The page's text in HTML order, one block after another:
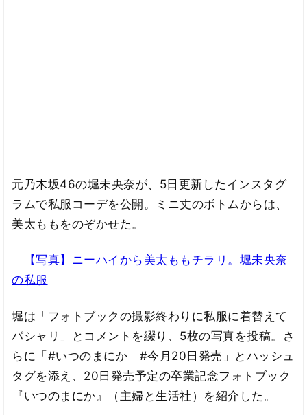
元乃木坂46の堀未央奈が、5日更新したインスタグ
ラムで私服コーデを公開。ミニ丈のボトムからは、
美太ももをのぞかせた。
【写真】ニーハイから美太ももチラリ。堀未央奈
の私服
堀は「フォトブックの撮影終わりに私服に着替えて
パシャリ」とコメントを綴り、5枚の写真を投稿。さ
らに「#いつのまにか #今月20日発売」とハッシュ
タグを添え、20日発売予定の卒業記念フォトブック
『いつのまにか』（主婦と生活社）を紹介した。